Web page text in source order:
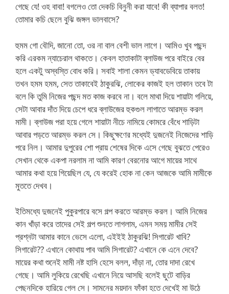
গেছে যে! ওহ বাবা! বগলেও তো দেকচি বিনুনী করা যাবে! কী ব্যাপার বলত!
তোমার কচি ছেলে বুঝি জঙ্গল ভালবাসে?
হুমম গো বৌদি, জানো তো, ওর না বাল বেশী ভাল লাগে। আমিও খুব পছন্দ
করি এরকম ন্যাচেরাল থাকতে। কেবল হাতাকাটা ব্লাউজ পরে বাইরে বের
হলে একটু অস্বস্তি বোধ করি। সবাই শালা কেমন ড্যাবডেবিয়ে তাকায়
তখন হমম হমম, সেত তাকাবেই ঠাকুরঝি, লোকের কাজই হল তাকান তবে টা
বলে কি তুমি নিজের পছন্দ মত কাজ করবে না। বলে মাথা দিয়ে শায়াটা গলিয়ে,
সেটা আবার দাঁত দিয়ে চেপে ধরে ব্লাউজের হুকগুল লাগাতে আরম্ভ করল
মামী। ব্লাউজ পরা হয়ে গেলে শায়াটা নীচে নামিয়ে কোমরে বেঁধে শাড়িটা
আবার পড়তে আরম্ভ করল সে। কিছুক্ষণের মধ্যেই দুজনেই নিজেদের শাড়ি
পরে নিল। আমার দুপুরের শো প্রায় শেষের দিকে এসে গেছে বুঝতে পেরেও
সেখান থেকে একপা নরলাম না আমি কারণ বেরনোর আগে মায়ের সাথে
আমার কথা হয়ে গিয়েছিল যে, যে করেই হোক না কেন আজকে আমি মামীকে
মুততে দেখব।
ইতিমধ্যে দুজনেই পুকুরপারে বসে গল্প করতে আরম্ভ করল। আমি নিজের
কান খাঁড়া করে তাদের সেই গল্প শুনতে লাগলাম, এমন সময় মামীর সেই
প্রশ্নটা আমার কানে ভেসে এলো, এইইই ঠাকুরঝি! সিগারেট খাবি?
সিগারেট?? এখানে কোথায় পাব আমি সিগারেট? এখানে কে এনে দেবে?
মায়ের কথা শুনেই মামী নষ্ট হাসি হেসে বলল, দাঁড়া না, তোর দাদা রেখে
গেছে। আমি লুকিয়ে রেখেছি এখানে নিয়ে আসছি বলেই ছুটে বাড়ির
পেছনদিকে হারিয়ে গেল সে। সামনের ময়দান ফাঁকা হতে দেখেই মা উঠে